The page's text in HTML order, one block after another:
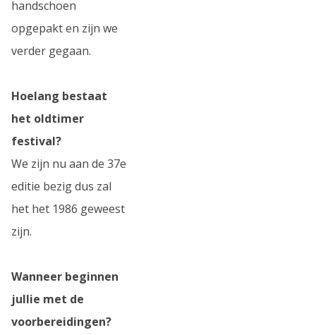
handschoen
opgepakt en zijn we
verder gegaan.
Hoelang bestaat
het oldtimer
festival?
We zijn nu aan de 37e
editie bezig dus zal
het het 1986 geweest
zijn.
Wanneer beginnen
jullie met de
voorbereidingen?